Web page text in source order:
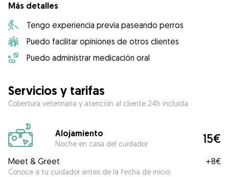
Más detalles
Tengo experiencia previa paseando perros
Puedo facilitar opiniones de otros clientes
Puedo administrar medicación oral
Servicios y tarifas
Cobertura veterinaria y atención al cliente 24h incluida
Alojamiento
Noche en casa del cuidador 15€
Meet & Greet
Conoce a tu cuidador antes de la fecha de inicio.
+8€